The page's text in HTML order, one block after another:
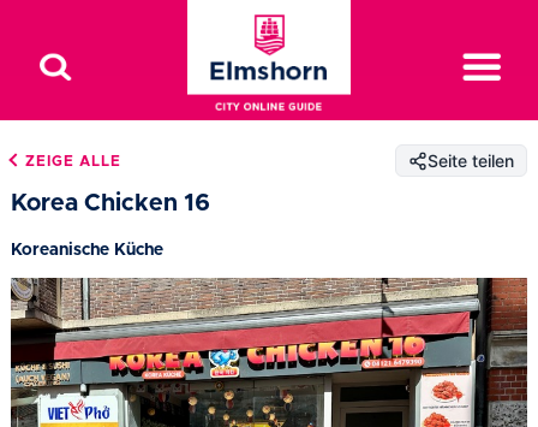
ZEIGE ALLE Seite teilen
Korea Chicken 16
Koreanische Küche